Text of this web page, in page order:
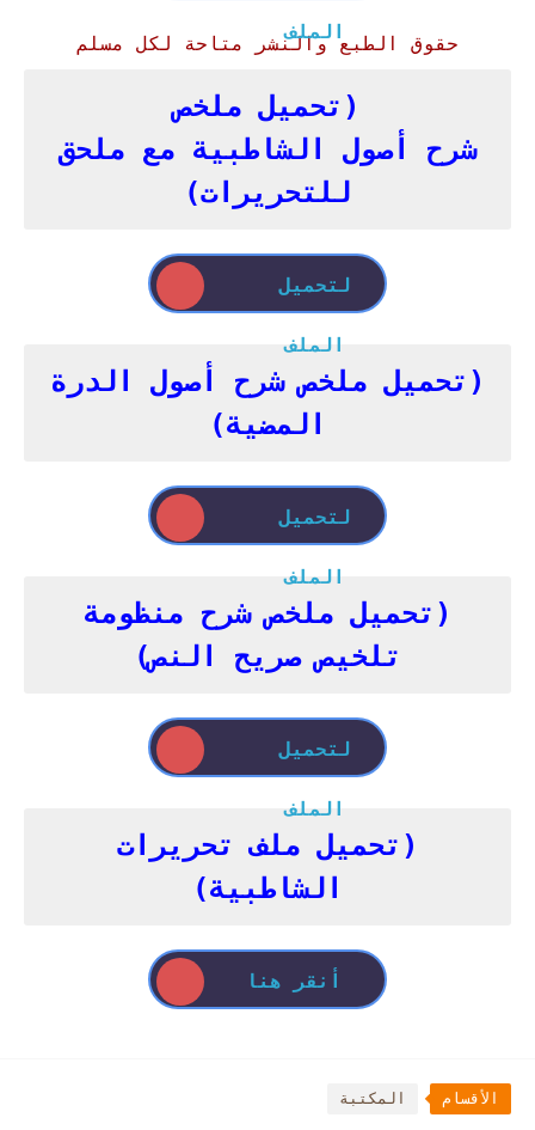
الملف
حقوق الطبع والنشر متاحة لكل مسلم
(تحميل ملخص
شرح
أصول
الشاطبية مع ملحق
للتحريرات)
لتحميل
الملف
(تحميل ملخص شرح أصول الدرة
المضية)
لتحميل
الملف
(تحميل ملخص شرح منظومة
تلخيص صريح النص)
لتحميل
الملف
(تحميل ملف تحريرات
الشاطبية)
أنقر هنا
الأقسام المكتبة